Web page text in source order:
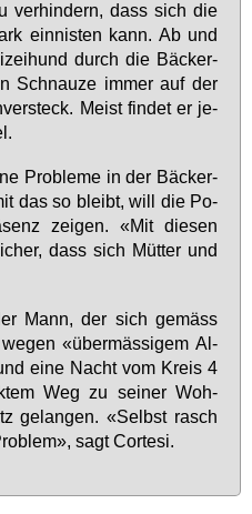
ver­hin­dern, dass sich die
ein­nis­ten kann. Ab und
durch die Bä­cker­
Schnau­ze im­mer auf der
Meist fin­det er je­
Pro­ble­me in der Bä­cker­
das so bleibt, will die Po­
zei­gen. «Mit die­sen
dass sich Müt­ter und
Mann, der sich ge­mäss
«über­mäs­si­gem Al­
ei­ne Nacht vom Kreis 4
Weg zu sei­ner Woh­
ge­lan­gen. «Selbst rasch
sagt Cor­te­si.